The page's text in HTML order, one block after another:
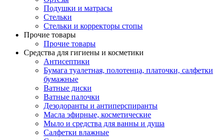
Подушки и матрасы
Стельки
Стельки и корректоры стопы
Прочие товары
Прочие товары
Средства для гигиены и косметики
Антисептики
Бумага туалетная, полотенца, платочки, салфетки
бумажные
Ватные диски
Ватные палочки
Дезодоранты и антиперспиранты
Масла эфирные, косметические
Мыло и средства для ванны и душа
Салфетки влажные